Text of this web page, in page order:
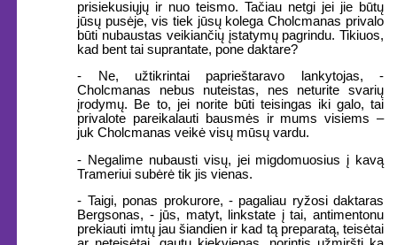
prisiekusiųjų ir nuo teismo. Tačiau netgi jei jie būtų
jūsų pusėje, vis tiek jūsų kolega Cholcmanas privalo
būti nubaustas veikiančių įstatymų pagrindu. Tikiuos,
kad bent tai suprantate, pone daktare?
- Ne, užtikrintai paprieštaravo lankytojas, -
Cholcmanas nebus nuteistas, nes neturite svarių
įrodymų. Be to, jei norite būti teisingas iki galo, tai
privalote pareikalauti bausmės ir mums visiems –
juk Cholcmanas veikė visų mūsų vardu.
- Negalime nubausti visų, jei migdomuosius į kavą
Trameriui subėrė tik jis vienas.
- Taigi, ponas prokurore, - pagaliau ryžosi daktaras
Bergsonas, - jūs, matyt, linkstate į tai, antimentonu
prekiauti imtų jau šiandien ir kad tą preparatą, teisėtai